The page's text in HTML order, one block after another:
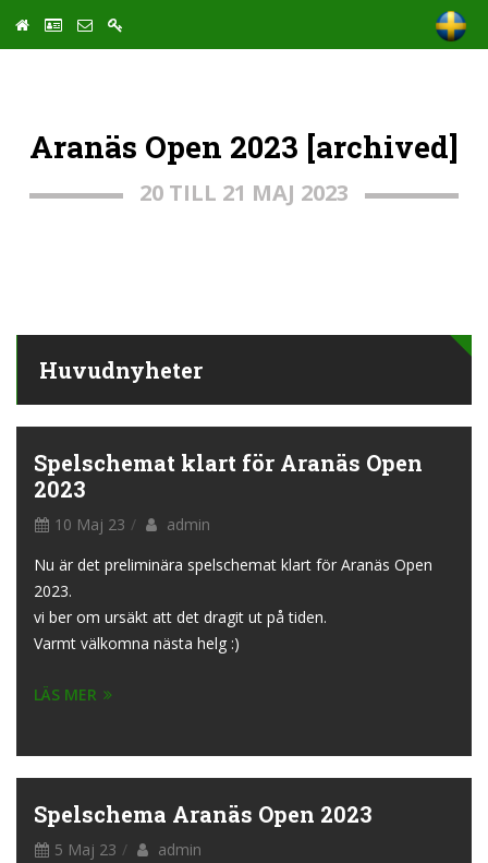
Aranäs Open 2023 [archived]
20 TILL 21 MAJ 2023
Huvudnyheter
Spelschemat klart för Aranäs Open
2023
10 Maj 23
admin
Nu är det preliminära spelschemat klart för Aranäs Open
2023.
vi ber om ursäkt att det dragit ut på tiden.
Varmt välkomna nästa helg :)
LÄS MER
Spelschema Aranäs Open 2023
5 Maj 23
admin